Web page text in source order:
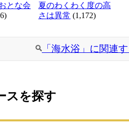
とな会
夏のわくわく度の高
さは異常 (1,172)
「海水浴」に関連
スを探す